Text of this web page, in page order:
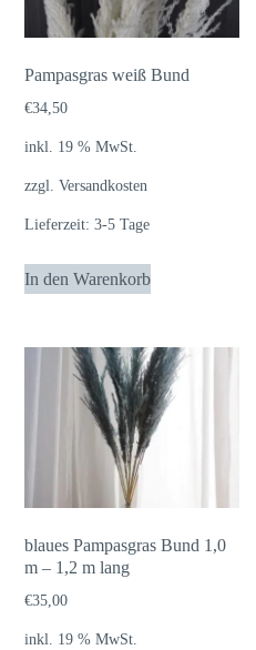
Pampasgras weiß Bund
€34,50
inkl. 19 % MwSt.
zzgl.Versandkosten
Lieferzeit:3-5 Tage
In den Warenkorb
blaues Pampasgras Bund 1,0
m – 1,2 m lang
€35,00
inkl. 19 % MwSt.